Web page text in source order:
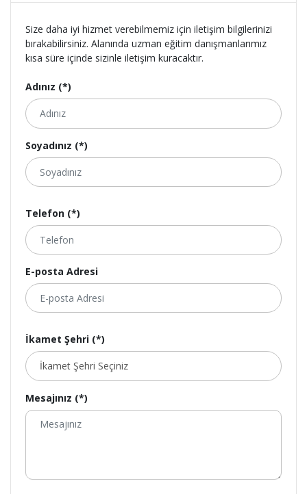
Size daha iyi hizmet verebilmemiz için iletişim bilgilerinizi
bırakabilirsiniz. Alanında uzman eğitim danışmanlarımız
kısa süre içinde sizinle iletişim kuracaktır.
Adınız (*)
Soyadınız (*)
Telefon (*)
E-posta Adresi
İkamet Şehri (*)
Mesajınız (*)